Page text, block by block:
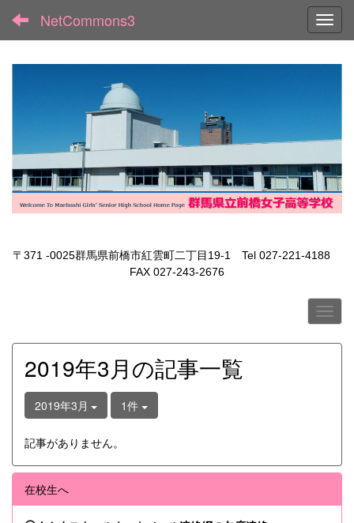
NetCommons3
〒371 -0025群馬県前橋市紅雲町二丁目19-1 Tel 027-221-4188
FAX 027-243-2676
2019年3月の記事一覧
2019年3月 1件
記事がありません。
在校生へ